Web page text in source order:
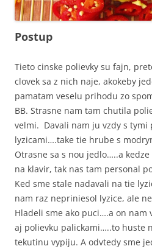
Postup
Tieto cinske polievky su fajn,
clovek sa z nich naje, akokeby
pamatam veselu prihodu zo
BB. Strasne nam tam chutila
velmi. Davali nam ju vzdy s tymi
lyzicami….take tie hrube s
Otrasne sa s nou jedlo…..a
na klavir, tak nas tam personal
Ked sme stale nadavali na tie
nam raz nepriniesol lyzice, ale
Hladeli sme ako puci….a on nam
aj polievku palickami…..to huste
tekutinu vypiju. A odvtedy sme